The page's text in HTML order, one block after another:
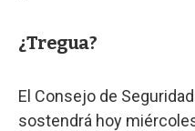
¿Tregua?
El Consejo de
sostendrá hoy